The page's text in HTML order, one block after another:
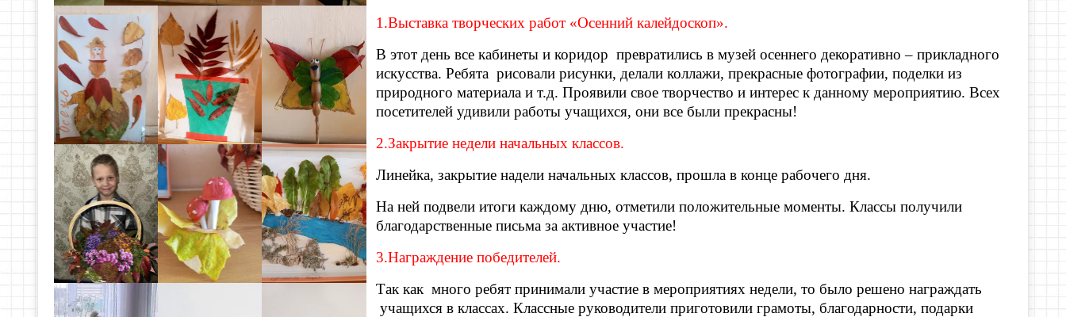
1.Выставка творческих работ «Осенний калейдоскоп».
В этот день все кабинеты и коридор превратились в музей осеннего декоративно – прикладного
искусства. Ребята рисовали рисунки, делали коллажи, прекрасные фотографии, поделки из
природного материала и т.д. Проявили свое творчество и интерес к данному мероприятию. Всех
посетителей удивили работы учащихся, они все были прекрасны!
2.Закрытие недели начальных классов.
Линейка, закрытие надели начальных классов, прошла в конце рабочего дня.
На ней подвели итоги каждому дню, отметили положительные моменты. Классы получили
благодарственные письма за активное участие!
3.Награждение победителей.
Так как много ребят принимали участие в мероприятиях недели, то было решено награждать
учащихся в классах. Классные руководители приготовили грамоты, благодарности, подарки